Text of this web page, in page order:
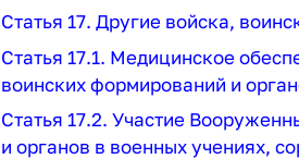
Статья 17. Другие войска,
Статья 17.1. Медицинское
воинских формирований и
Статья 17.2. Участие
и органов в военных учениях,